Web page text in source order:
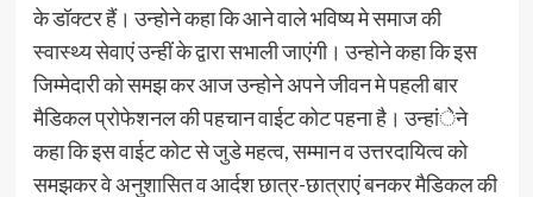
के डॉक्टर हैं। उन्होने कहा कि आने वाले भविष्य मे समाज की
स्वास्थ्य सेवाएं उन्हीं के द्वारा सभाली जाएंगी। उन्होने कहा कि इस
जिम्मेदारी को समझ कर आज उन्होने अपने जीवन मे पहली बार
मैडिकल प्रोफेशनल की पहचान वाईट कोट पहना है। उन्हांेने
कहा कि इस वाईट कोट से जुडे महत्व, सम्मान व उत्तरदायित्व को
समझकर वे अनुशासित व आर्दश छात्र-छात्राएं बनकर मैडिकल की